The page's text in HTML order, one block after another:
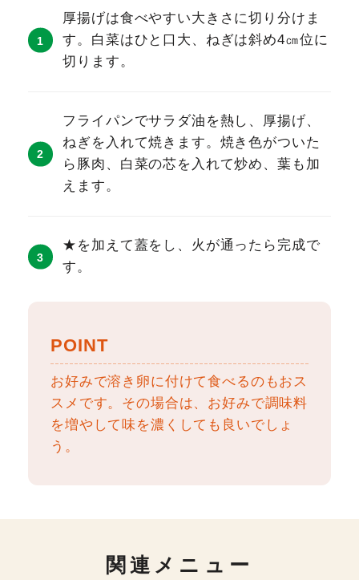
厚揚げは食べやすい大きさに切り分けま
す。白菜はひと口大、ねぎは斜め4㎝位に
切ります。
フライパンでサラダ油を熱し、厚揚げ、
ねぎを入れて焼きます。焼き色がついた
ら豚肉、白菜の芯を入れて炒め、葉も加
えます。
★を加えて蓋をし、火が通ったら完成で
す。
POINT
お好みで溶き卵に付けて食べるのもおス
スメです。その場合は、お好みで調味料
を増やして味を濃くしても良いでしょ
う。
関連メニュー